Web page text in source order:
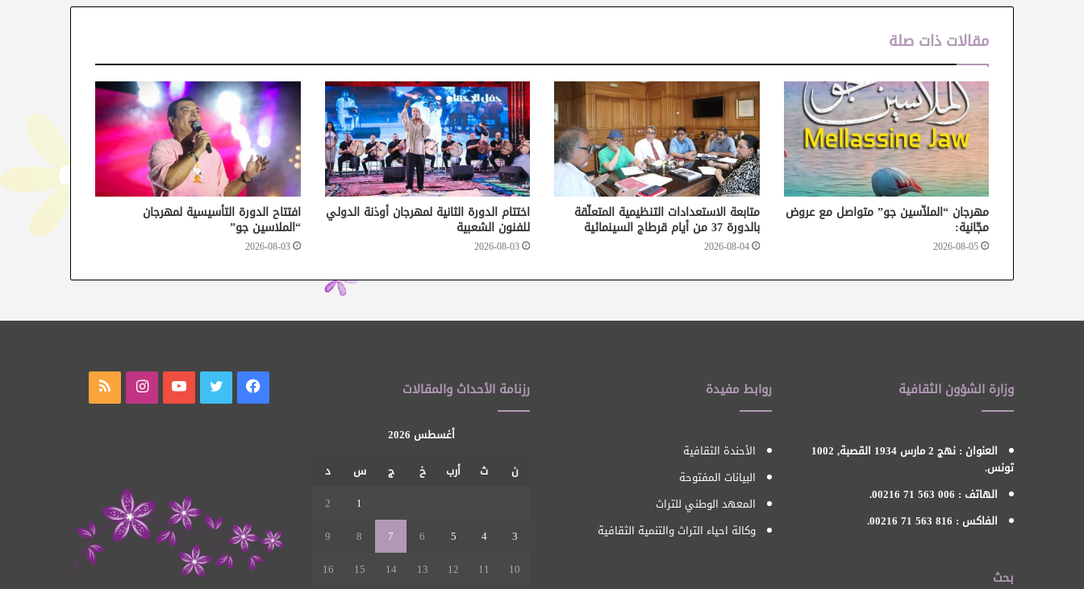
مقالات ذات صلة
مهرجان “الملاّسين جو” متواصل مع عروض
مجّانية:
2026-08-05
متابعة الاستعدادات التنظيمية المتعلّقة
بالدورة 37 من أيام قرطاج السينمائية
2026-08-04
اختتام الدورة الثانية لمهرجان أوذنة الدولي
للفنون الشعبية
2026-08-03
افتتاح الدورة التأسيسية لمهرجان
“الملاسين جو”
2026-08-03
وزارة الشؤون الثقافية
العنوان : نهج 2 مارس 1934 القصبة, 1002
تونس.
الهاتف : 006 563 71 00216.
الفاكس : 816 563 71 00216.
بحث
روابط مفيدة
الأحندة الثقافية
البيانات المفتوحة
المعهد الوطني للتراث
وكالة احياء التراث والتنمية الثقافية
رزنامة الأحداث والمقالات
أغسطس 2026
ن
ث أرب خ ج س
د
1
2
3
4
5
6
7
8
9
10
11
12
13
14
15
16
فيسبوك تويتر يوتيوب انستقرام